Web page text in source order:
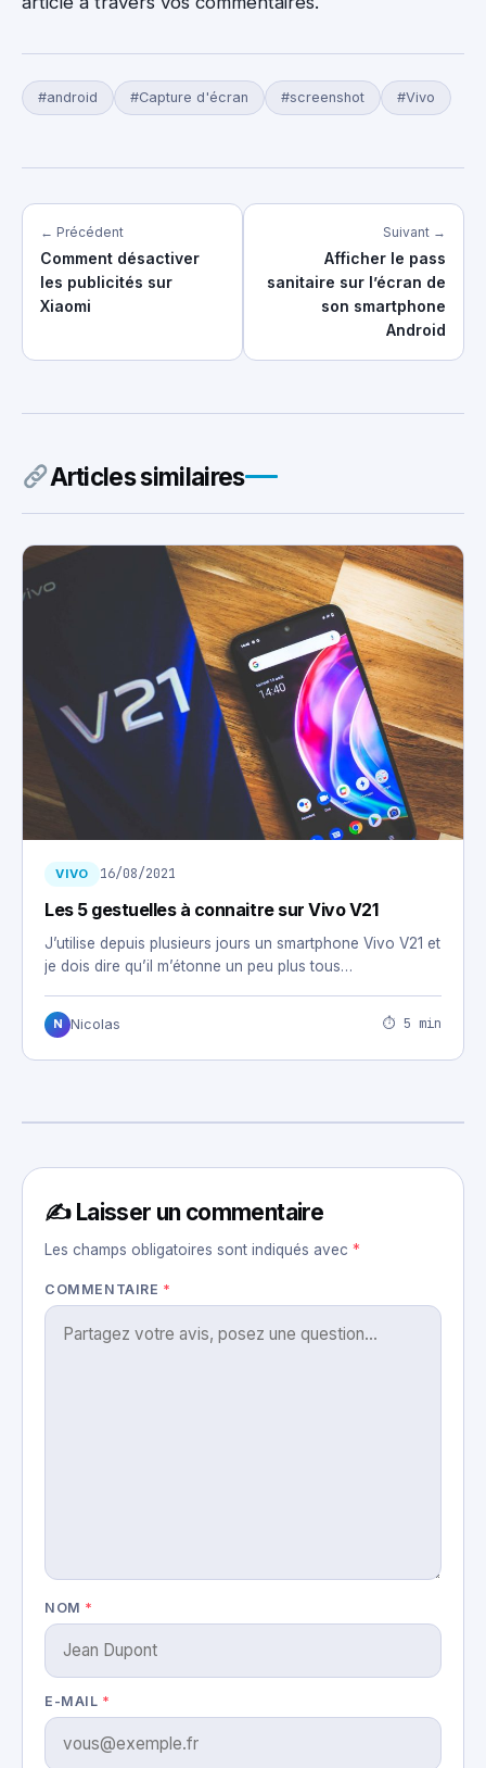
#android #Capture d'écran #screenshot #Vivo
← Précédent
Comment désactiver
les publicités sur
Xiaomi
Suivant →
Afficher le pass
sanitaire sur l’écran de
son smartphone
Android
Articles similaires
VIVO 16/08/2021
Les 5 gestuelles à connaitre sur Vivo V21
J’utilise depuis plusieurs jours un smartphone Vivo V21 et
je dois dire qu’il m’étonne un peu plus tous…
N Nicolas ⏱ 5 min
✍️ Laisser un commentaire
Les champs obligatoires sont indiqués avec *
COMMENTAIRE *
NOM *
E-MAIL *